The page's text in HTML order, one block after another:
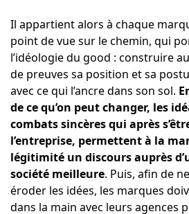
Il appartient alors à chaque
point de vue sur le chemin, qui
l’idéologie du good : construire
de preuves sa position et sa
avec ce qui l’ancre dans son sol.
de ce qu’on peut changer, les
combats sincères qui après
l’entreprise, permettent à la
légitimité un discours auprès
société meilleure. Puis, afin de
éroder les idées, les marques
dans la main avec leurs agences